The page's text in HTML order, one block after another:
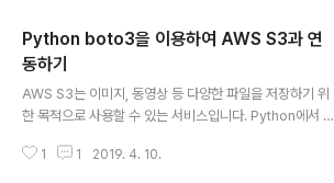
Python boto3을 이용하여 AWS S3과 연
동하기
AWS S3는 이미지, 동영상 등 다양한 파일을 저장하기 위
한 목적으로 사용할 수 있는 서비스입니다. Python에서 A
는 이름의 라이브러리를 사용해 연동할 수 있습니다. 따라
1 1 2019. 4. 10.